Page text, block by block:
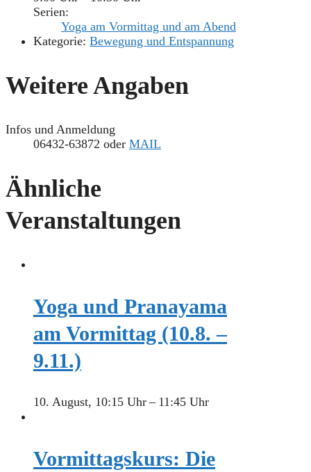
Serien:
Yoga am Vormittag und am Abend
Kategorie: Bewegung und Entspannung
Weitere Angaben
Infos und Anmeldung
06432-63872 oder MAIL
Ähnliche
Veranstaltungen
Yoga und Pranayama
am Vormittag (10.8. –
9.11.)
10. August, 10:15 Uhr– 11:45 Uhr
Vormittagskurs: Die